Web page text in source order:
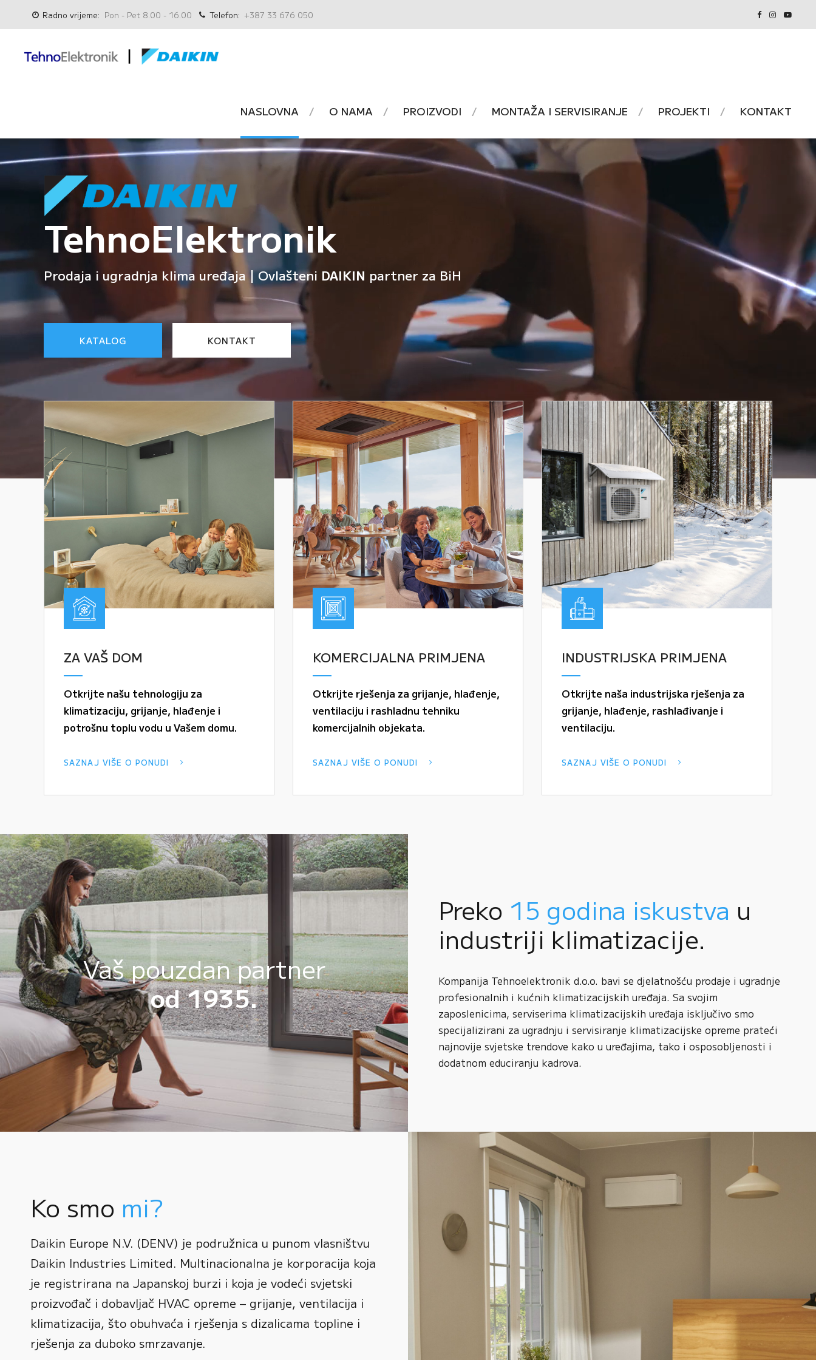
Radno vrijeme: Pon - Pet 8.00 - 16.00 Telefon: +387 33 676 050
NASLOVNA O NAMA PROIZVODI MONTAŽA I SERVISIRANJE PROJEKTI KONTAKT
TehnoElektronik
Prodaja i ugradnja klima uređaja | Ovlašteni DAIKIN partner za BiH
KATALOG KONTAKT
ZA VAŠ DOM
Otkrijte našu tehnologiju za
klimatizaciju, grijanje, hlađenje i
potrošnu toplu vodu u Vašem domu.
SAZNAJ VIŠE O PONUDI
KOMERCIJALNA PRIMJENA
Otkrijte rješenja za grijanje, hlađenje,
ventilaciju i rashladnu tehniku
komercijalnih objekata.
SAZNAJ VIŠE O PONUDI
INDUSTRIJSKA PRIMJENA
Otkrijte naša industrijska rješenja za
grijanje, hlađenje, rashlađivanje i
ventilaciju.
SAZNAJ VIŠE O PONUDI
Vaš pouzdan partner
od 1935.
Preko 15 godina iskustva u
industriji klimatizacije.
Kompanija Tehnoelektronik d.o.o. bavi se djelatnošću prodaje i ugradnje
profesionalnih i kućnih klimatizacijskih uređaja. Sa svojim
zaposlenicima, serviserima klimatizacijskih uređaja isključivo smo
specijalizirani za ugradnju i servisiranje klimatizacijske opreme prateći
najnovije svjetske trendove kako u uređajima, tako i osposobljenosti i
dodatnom educiranju kadrova.
Ko smo mi?
Daikin Europe N.V. (DENV) je podružnica u punom vlasništvu
Daikin Industries Limited. Multinacionalna je korporacija koja
je registrirana na Japanskoj burzi i koja je vodeći svjetski
proizvođač i dobavljač HVAC opreme – grijanje, ventilacija i
klimatizacija, što obuhvaća i rješenja s dizalicama topline i
rješenja za duboko smrzavanje.
0
1
2
3
4
0
1
2
3
0
1
2
0